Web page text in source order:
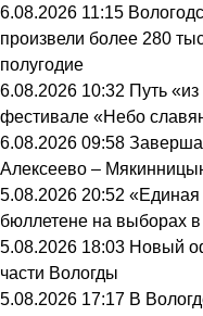
6.08.2026 11:15
произвели более 280
полугодие
6.08.2026 10:32 Путь
фестивале «Небо
6.08.2026 09:58
Алексеево –
5.08.2026 20:52 «Единая
бюллетене на выборах
5.08.2026 18:03 Новый
части Вологды
5.08.2026 17:17 В